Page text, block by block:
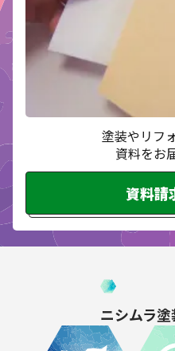
塗装やリフ
資料をお
資料請
ニシムラ塗